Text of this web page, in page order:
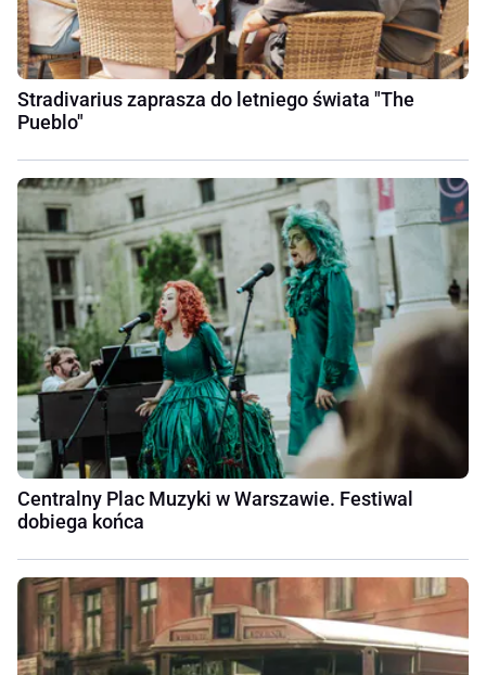
Stradivarius zaprasza do letniego świata "The
Pueblo"
Centralny Plac Muzyki w Warszawie. Festiwal
dobiega końca